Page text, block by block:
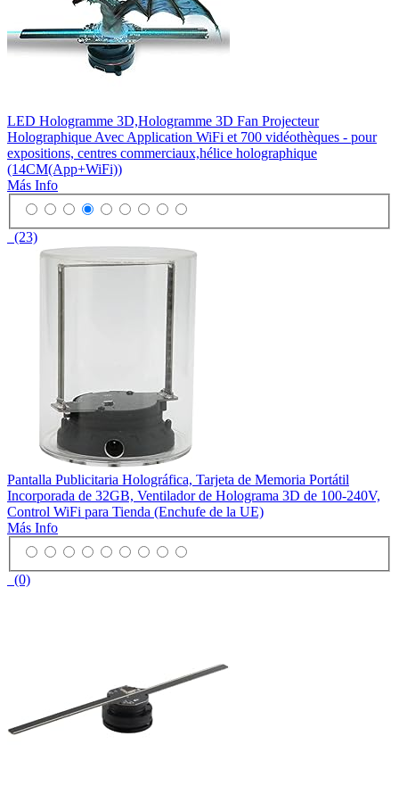
LED Hologramme 3D,Hologramme 3D Fan Projecteur
Holographique Avec Application WiFi et 700 vidéothèques - pour
expositions, centres commerciaux,hélice holographique
(14CM(App+WiFi))
Más Info
(23)
Pantalla Publicitaria Holográfica, Tarjeta de Memoria Portátil
Incorporada de 32GB, Ventilador de Holograma 3D de 100-240V,
Control WiFi para Tienda (Enchufe de la UE)
Más Info
(0)